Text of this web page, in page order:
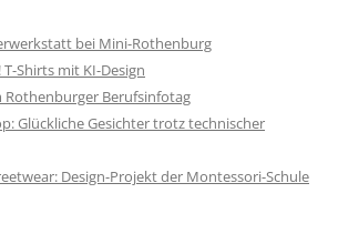
bei Mini-Rothenburg
Shirts mit KI-Design
Rothenburger Berufsinfotag
Glückliche Gesichter trotz technischer
Design-Projekt der Montessori-Schule